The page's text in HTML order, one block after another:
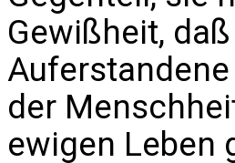
Gewißheit,
der
ewigen Leben